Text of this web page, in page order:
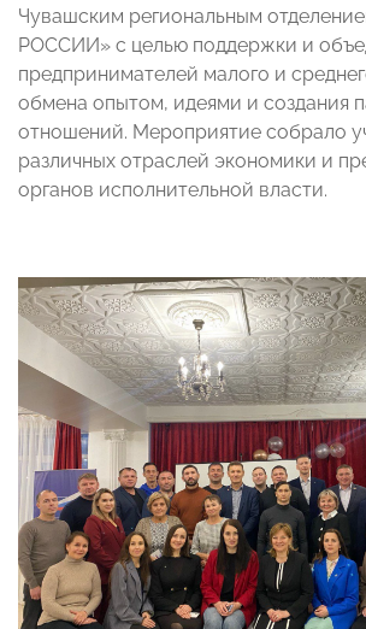
Чувашским региональным
РОССИИ» с целью поддержки и
предпринимателей малого и
обмена опытом, идеями и создания
отношений. Мероприятие собрало
различных отраслей экономики и
органов исполнительной власти.